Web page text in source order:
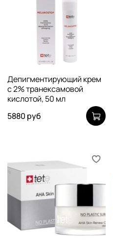
Депигментирующий крем
с 2% транексамовой
кислотой, 50 мл
5880 руб